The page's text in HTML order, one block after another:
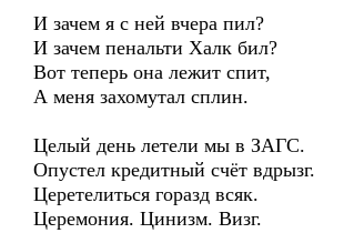
И зачем я с ней вчера пил?
И зачем пенальти Халк бил?
Вот теперь она лежит спит,
А меня захомутал сплин.
Целый день летели мы в ЗАГС.
Опустел кредитный счёт вдрызг.
Церетелиться горазд всяк.
Церемония. Цинизм. Визг.